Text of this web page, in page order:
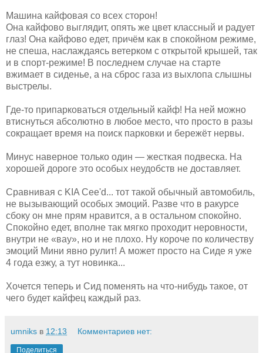
Машина кайфовая со всех сторон!
Она кайфово выглядит, опять же цвет классный и радует
глаз! Она кайфово едет, причём как в спокойном режиме,
не спеша, наслаждаясь ветерком с открытой крышей, так
и в спорт-режиме! В последнем случае на старте
вжимает в сиденье, а на сброс газа из выхлопа слышны
выстрелы.
Где-то припарковаться отдельный кайф! На ней можно
втиснуться абсолютно в любое место, что просто в разы
сокращает время на поиск парковки и бережёт нервы.
Минус наверное только один — жесткая подвеска. На
хорошей дороге это особых неудобств не доставляет.
Сравнивая с KIA Cee'd... тот такой обычный автомобиль,
не вызывающий особых эмоций. Разве что в ракурсе
сбоку он мне прям нравится, а в остальном спокойно.
Спокойно едет, вполне так мягко проходит неровности,
внутри не «вау», но и не плохо. Ну короче по количеству
эмоций Мини явно рулит! А может просто на Сиде я уже
4 года езжу, а тут новинка...
Хочется теперь и Сид поменять на что-нибудь такое, от
чего будет кайфец каждый раз.
umniks в 12:13 Комментариев нет:
Поделиться